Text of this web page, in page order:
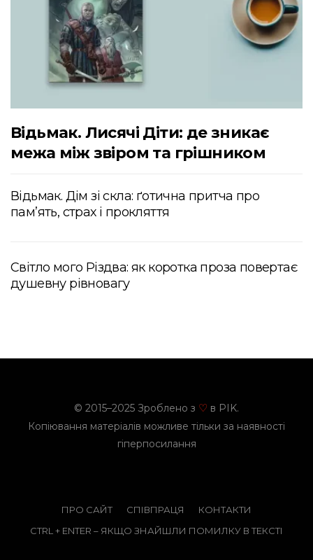
Відьмак. Лисячі Діти: де зникає
межа між звіром та грішником
Відьмак. Дім зі скла: ґотична притча про
пам’ять, страх і прокляття
Світло мого Різдва: як коротка проза повертає
душевну рівновагу
© 2015–2025 Зроблено з ♡ в PIK.
Копіювання матеріалів можливе тільки за наявності
гіперпосилання
ПРО САЙТ СПІВПРАЦЯ
КОНТАКТИ
CTRL + ENTER – ЯКЩО ЗНАЙШЛИ ПОМИЛКУ В ТЕКСТІ